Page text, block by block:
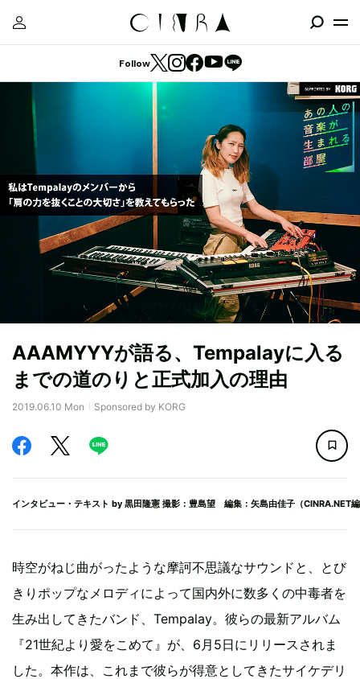
Follow
AAAMYYYが語る、Tempalayに入る
までの道のりと正式加入の理由
2019.06.10 Mon Sponsored by KORG
インタビュー・テキスト by 黒田隆憲 撮影：豊島望 編集：矢島由佳子（CINRA.NET
時空がねじ曲がったような摩訶不思議なサウンドと、とび
きりポップなメロディによって国内外に数多くの中毒者を
生み出してきたバンド、Tempalay。彼らの最新アルバム
『21世紀より愛をこめて』が、6月5日にリリースされま
した。本作は、これまで彼らが得意としてきたサイケデリ